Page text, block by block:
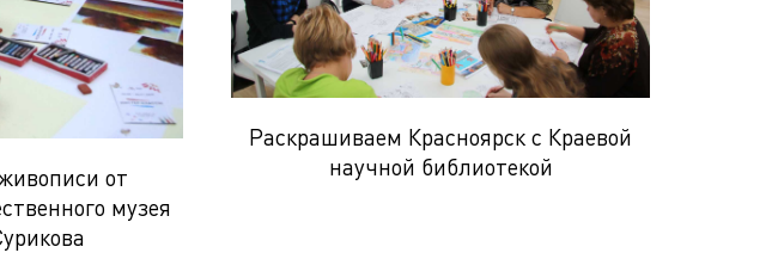
от
музея
Раскрашиваем Красноярск с Краевой
научной библиотекой